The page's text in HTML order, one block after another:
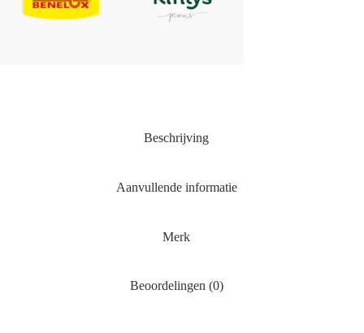
Beschrijving
Aanvullende informatie
Merk
Beoordelingen (0)